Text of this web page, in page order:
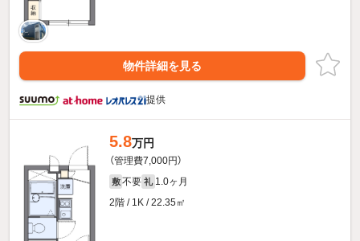
物件詳細を見る
提供
5.8万円
（管理費7,000円）
敷 不要 礼 1.0ヶ月
2階 / 1K / 22.35㎡